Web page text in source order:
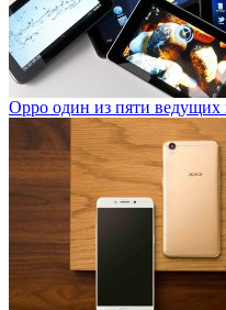
Oppo один из пяти ведущих